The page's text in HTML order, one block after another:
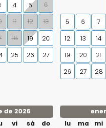
4 5
6
11 12
13
18 19
20
25 26
27
5
6 7
12
13 14
19
20 21
26
27 28
de 2026
vi sá
do
lu
ma mi